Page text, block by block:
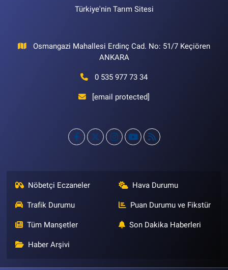
Türkiye'nin Tarım Sitesi
Osmangazi Mahallesi Erdinç Cad. No: 51/7 Keçiören
ANKARA
0 535 977 73 34
[email protected]
Nöbetçi Eczaneler Hava Durumu
Trafik Durumu Puan Durumu ve Fikstür
Tüm Manşetler Son Dakika Haberleri
Haber Arşivi